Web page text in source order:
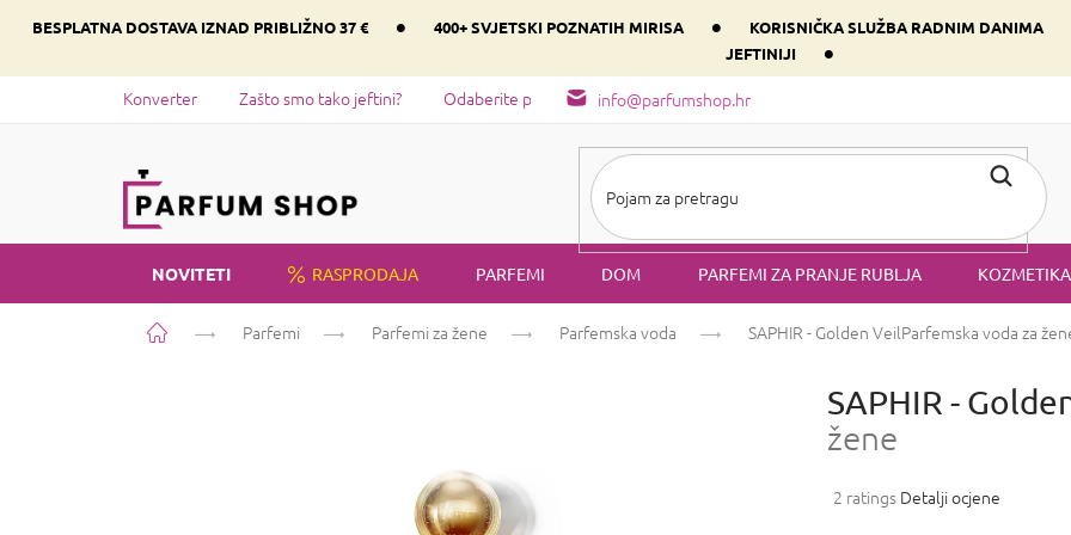
BESPLATNA DOSTAVA IZNAD PRIBLIŽNO 37 € • 400+ SVJETSKI POZNATIH MIRISA •
KORISNIČKA SLUŽBA RADNIM DANIMA
JEFTINIJI
•
info@parfumshop.hr
Konverter Zašto smo tako jeftini? Odaberite parfem svog srca prema dominantnoj komponenti
NOVITETI RASPRODAJA PARFEMI DOM PARFEMI ZA PRANJE RUBLJA KOZMETIKA
Početna Parfemi Parfemi za žene Parfemska voda SAPHIR - Golden VeilParfemska voda za
SAPHIR -
žene
Prosječna
2 ratings Detalji ocjene